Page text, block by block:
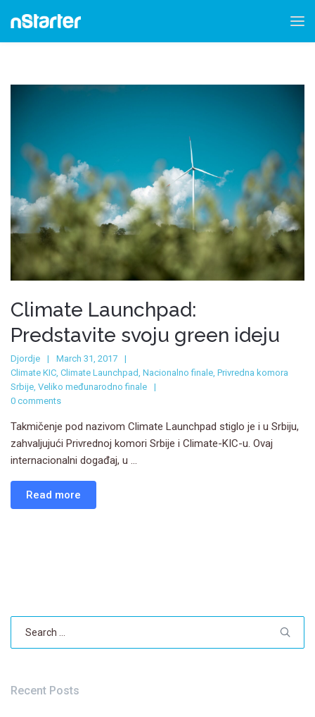
Climate Launchpad:
Predstavite svoju green ideju
Djordje
March 31, 2017
Climate KIC Climate Launchpad Nacionalno finale Privredna komora
Srbije Veliko međunarodno finale
0 comments
Takmičenje pod nazivom Climate Launchpad stiglo je i u Srbiju,
zahvaljujući Privrednoj komori Srbije i Climate-KIC-u. Ovaj
internacionalni događaj, u ...
Read more
Recent Posts